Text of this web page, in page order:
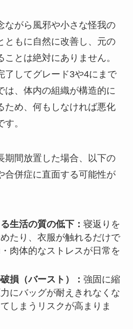
ながら風邪や小さな怪我の
ともに自然に改善し、元の
とは絶対にありません。
了してグレード3や4にまで
は、体内の組織が構造的に
ため、何もしなければ悪化
。
期間放置した場合、以下の
合併症に直面する可能性が
生活の質の低下： 寝返りを
たり、衣服が触れるだけで
肉体的なストレスが日常を
損（バースト）： 強固に縮
にバッグが耐えきれなくな
しまうリスクが高まりま